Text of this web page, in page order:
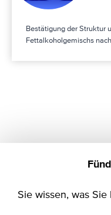
Bestätigung der Struktur
Fettalkoholgemischs
Sie wissen, was